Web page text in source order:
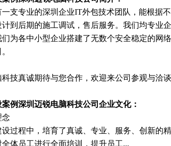
一支专业的深圳企业IT外包技术团队，能根据
到后期的施工调试，售后服务。我们均专业
们为各中小型企业搭建了无数个安全稳定的网
技真诚期待与您合作，欢迎来公司参观与洽谈
例深圳 迈锐电脑科技公司企业文化：
念
过程中，培育了真诚、专业、服务、创新的
体员工进行全面培训，提升员工...